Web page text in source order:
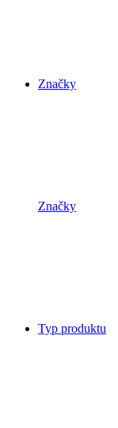
Značky
Značky
Typ produktu